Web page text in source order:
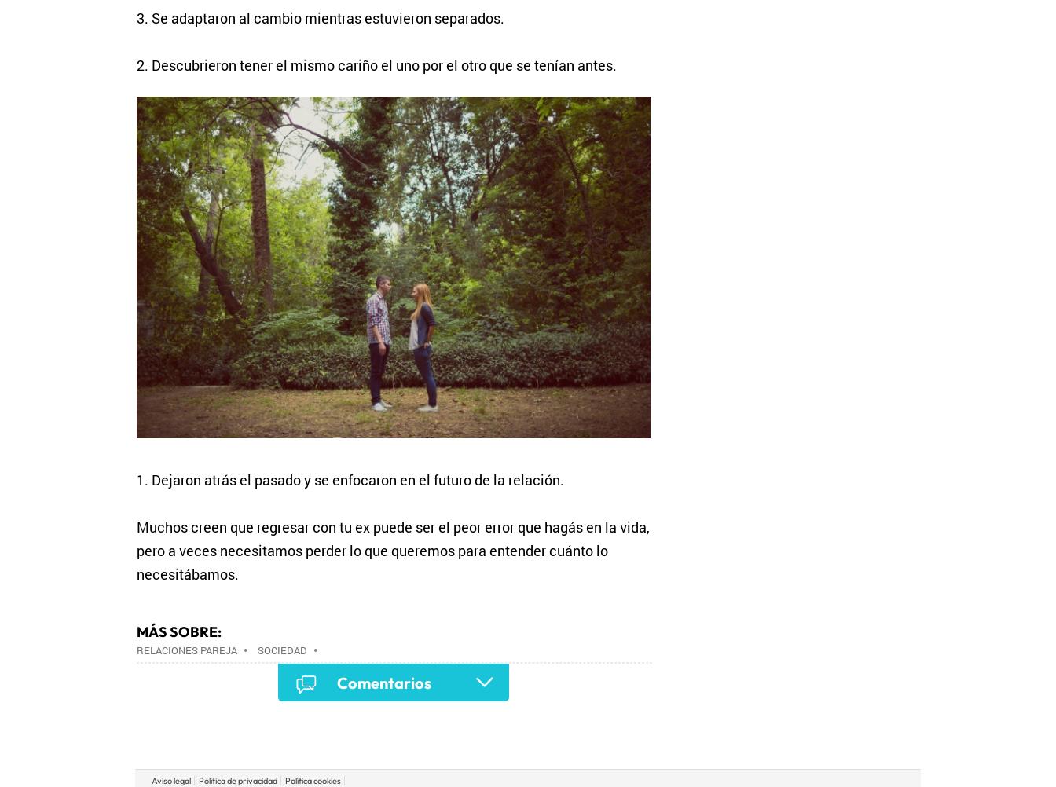
3. Se adaptaron al cambio mientras estuvieron separados.
2. Descubrieron tener el mismo cariño el uno por el otro que se tenían antes.
1. Dejaron atrás el pasado y se enfocaron en el futuro de la relación.
Muchos creen que regresar con tu ex puede ser el peor error que hagás en la vida,
pero a veces necesitamos perder lo que queremos para entender cuánto lo
necesitábamos.
MÁS SOBRE:
RELACIONES PAREJA• SOCIEDAD •
Comentarios
Aviso legal Política de privacidad Política cookies